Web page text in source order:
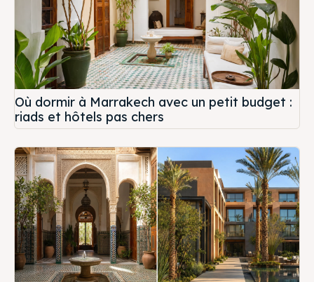
Où dormir à Marrakech avec un petit budget :
riads et hôtels pas chers